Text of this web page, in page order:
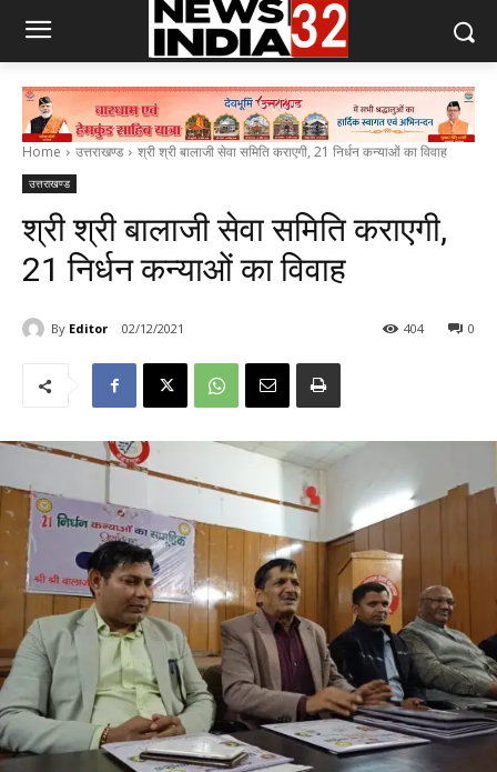
Home उत्तराखण्ड श्री श्री बालाजी सेवा समिति कराएगी, 21 निर्धन कन्याओं का विवाह
उत्तराखण्ड
श्री श्री बालाजी सेवा समिति कराएगी,
21 निर्धन कन्याओं का विवाह
By Editor 02/12/2021 0
404